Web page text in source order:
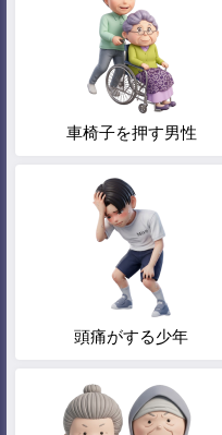
車椅子を押す男性
頭痛がする少年